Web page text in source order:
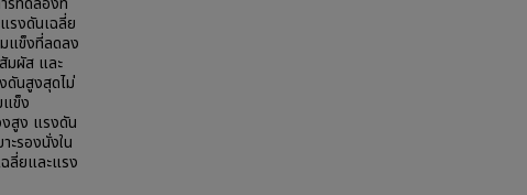
รงดันเฉลี่ย
แข็งที่ลดลง
มผัส และ
ดันสูงสุดไม่
แข็ง
สูง แรงดัน
ะรองนั่งใน
ลี่ยและแรง